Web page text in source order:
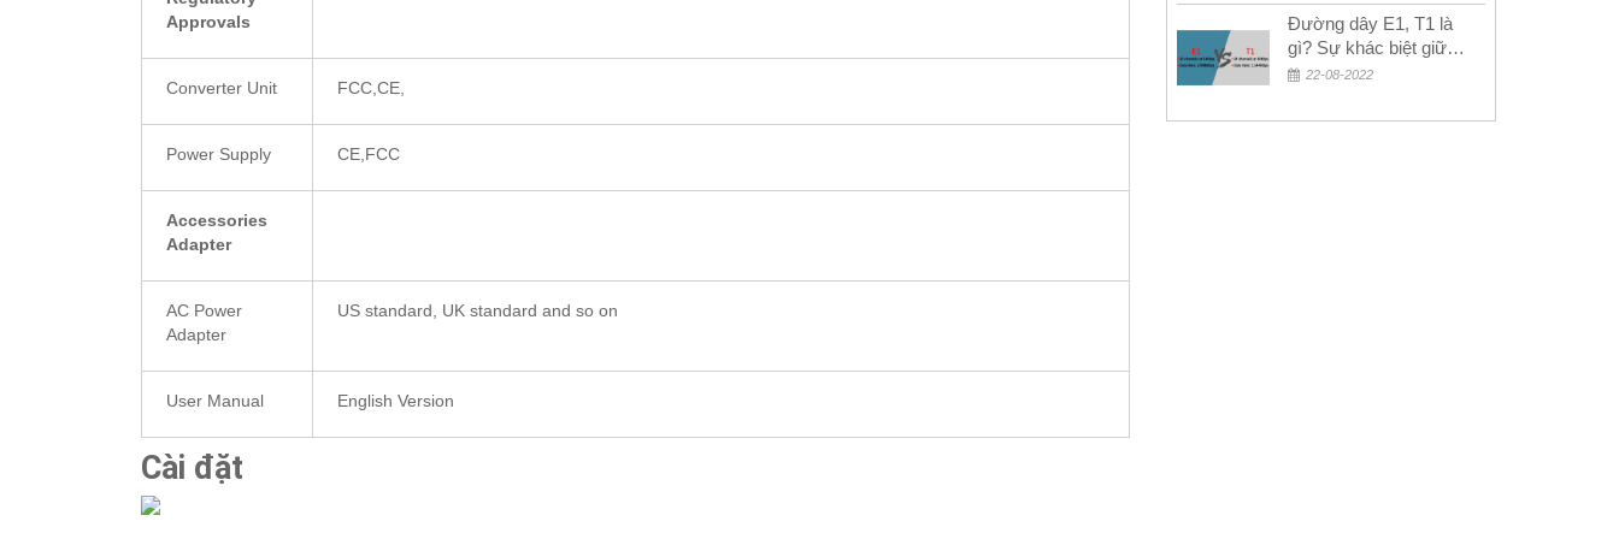
Approvals
Converter Unit FCC,CE,
Power Supply CE,FCC
Accessories
Adapter
AC Power
Adapter
US standard, UK standard and so on
User Manual English Version
Cài đặt
Đường dây E1, T1 là
gì? Sự khác biệt giữa
E1 và T1
22-08-2022